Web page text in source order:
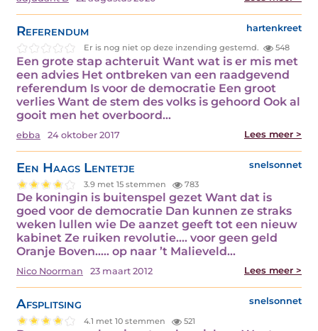
Referendum hartenkreet
Er is nog niet op deze inzending gestemd. 548
Een grote stap achteruit Want wat is er mis met
een advies Het ontbreken van een raadgevend
referendum Is voor de democratie Een groot
verlies Want de stem des volks is gehoord Ook al
gooit men het overboord…
ebba 24 oktober 2017 Lees meer >
Een Haags Lentetje snelsonnet
3.9 met 15 stemmen 783
De koningin is buitenspel gezet Want dat is
goed voor de democratie Dan kunnen ze straks
weken lullen wie De aanzet geeft tot een nieuw
kabinet Ze ruiken revolutie…. voor geen geld
Oranje Boven….. op naar ’t Malieveld…
Nico Noorman 23 maart 2012 Lees meer >
Afsplitsing snelsonnet
4.1 met 10 stemmen 521